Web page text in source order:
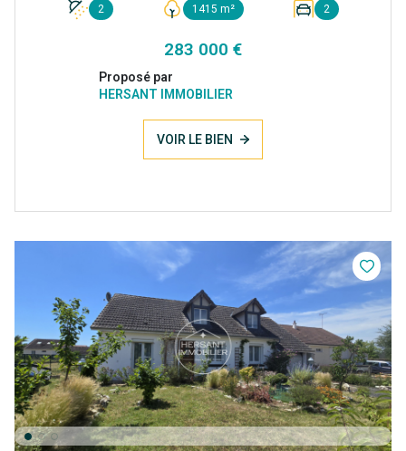
2 1415 m² 2
283 000 €
Proposé par
HERSANT IMMOBILIER
VOIR LE BIEN